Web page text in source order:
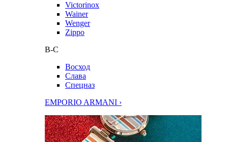
Victorinox
Wainer
Wenger
Zippo
В-С
Восход
Слава
Спецназ
EMPORIO ARMANI ›